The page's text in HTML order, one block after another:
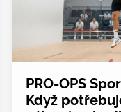
PRO-OPS
Když